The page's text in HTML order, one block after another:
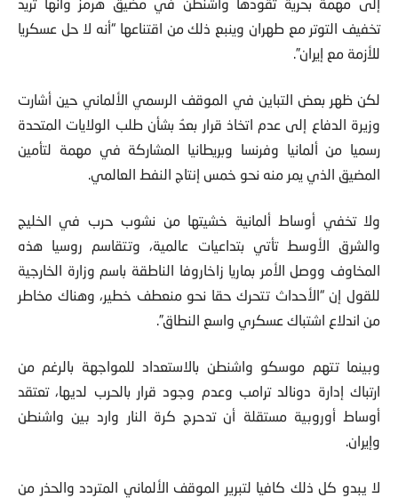
تخفيف التوتر مع طهران وينبع ذلك من اقتناعها “أنه لا حل عسكريا
للأزمة مع إيران”.
لكن ظهر بعض التباين في الموقف الرسمي الألماني حين أشارت
وزيرة الدفاع إلى عدم اتخاذ قرار بعدُ بشأن طلب الولايات المتحدة
رسميا من ألمانيا وفرنسا وبريطانيا المشاركة في مهمة لتأمين
المضيق الذي يمر منه نحو خمس إنتاج النفط العالمي.
ولا تخفي أوساط ألمانية خشيتها من نشوب حرب في الخليج
والشرق الأوسط تأتي بتداعيات عالمية، وتتقاسم روسيا هذه
المخاوف ووصل الأمر بماريا زاخاروفا الناطقة باسم وزارة الخارجية
للقول إن “الأحداث تتحرك حقا نحو منعطف خطير، وهناك مخاطر
من اندلاع اشتباك عسكري واسع النطاق”.
وبينما تتهم موسكو واشنطن بالاستعداد للمواجهة بالرغم من
ارتباك إدارة دونالد ترامب وعدم وجود قرار بالحرب لديها، تعتقد
أوساط أوروبية مستقلة أن تدحرج كرة النار وارد بين واشنطن
وإيران.
لا يبدو كل ذلك كافيا لتبرير الموقف الألماني المتردد والحذر من